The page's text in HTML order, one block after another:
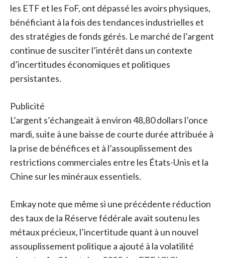
les ETF et les FoF, ont dépassé les avoirs physiques,
bénéficiant à la fois des tendances industrielles et
des stratégies de fonds gérés. Le marché de l’argent
continue de susciter l’intérêt dans un contexte
d’incertitudes économiques et politiques
persistantes.
Publicité
L’argent s’échangeait à environ 48,80 dollars l’once
mardi, suite à une baisse de courte durée attribuée à
la prise de bénéfices et à l’assouplissement des
restrictions commerciales entre les États-Unis et la
Chine sur les minéraux essentiels.
Emkay note que même si une précédente réduction
des taux de la Réserve fédérale avait soutenu les
métaux précieux, l’incertitude quant à un nouvel
assouplissement politique a ajouté à la volatilité